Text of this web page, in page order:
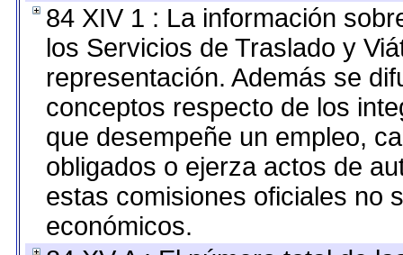
84 XIV 1 : La información
los Servicios de Traslado y
representación. Además se
conceptos respecto de los
que desempeñe un empleo,
obligados o ejerza actos de
estas comisiones oficiales no
económicos.